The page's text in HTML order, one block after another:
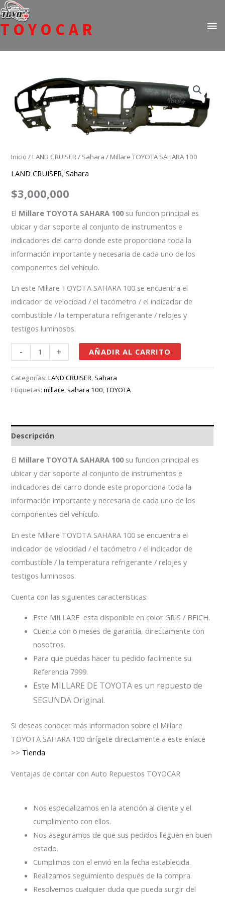
Ir
al
contenido
TOYOCAR
Inicio / LAND CRUISER/ Sahara / Millare TOYOTA SAHARA 100
LAND CRUISER,Sahara
$3,000,000
El Millare TOYOTA SAHARA 100 su funcion principal es
ubicar y dar soporte al conjunto de instrumentos e
indicadores del carro donde este proporciona toda la
información importante y necesaria de cada uno de los
componentes del vehículo.
En este Millare TOYOTA SAHARA 100 se encuentra el
indicador de velocidad / el tacómetro / el indicador de
combustible / la temperatura refrigerante / relojes y
testigos luminosos.
-
TOYOTA
SAHARA
100
+ AÑADIR AL CARRITO
Categorías:LAND CRUISER, Sahara
Etiquetas:millare, sahara 100,TOYOTA
Descripción
El Millare TOYOTA SAHARA 100 su funcion principal es
ubicar y dar soporte al conjunto de instrumentos e
indicadores del carro donde este proporciona toda la
información importante y necesaria de cada uno de los
componentes del vehículo.
En este Millare TOYOTA SAHARA 100 se encuentra el
indicador de velocidad / el tacómetro / el indicador de
combustible / la temperatura refrigerante / relojes y
testigos luminosos.
Cuenta con las siguientes caracteristicas:
Este MILLARE esta disponible en color GRIS / BEICH.
Cuenta con 6 meses de garantía, directamente con
nosotros.
Para que puedas hacer tu pedido facilmente su
Referencia 7999.
Este MILLARE DE TOYOTA es un repuesto de
SEGUNDA Original.
Si deseas conocer más informacion sobre el Millare
TOYOTA SAHARA 100 dirígete directamente a este enlace
>> Tienda
Ventajas de contar con Auto Repuestos TOYOCAR
Nos especializamos en la atención al cliente y el
cumplimiento con ellos.
Nos aseguramos de que sus pedidos lleguen en buen
estado.
Cumplimos con el envió en la fecha establecida.
Realizamos seguimiento después de la compra.
Resolvemos cualquier duda que pueda surgir del